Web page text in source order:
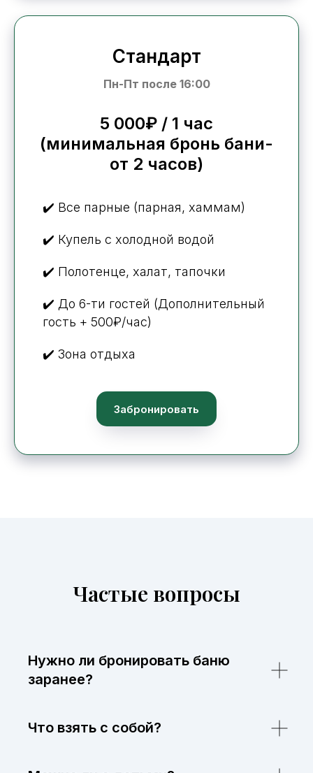
Стандарт
Пн-Пт после 16:00
5 000₽ / 1 час
(минимальная бронь бани-
от 2 часов)
✔️ Все парные (парная, хаммам)
✔️ Купель с холодной водой
✔️ Полотенце, халат, тапочки
✔️ До 6-ти гостей (Дополнительный
гость + 500₽/час)
✔️ Зона отдыха
Забронировать
Частые вопросы
Нужно ли бронировать баню
заранее?
Что взять с собой?